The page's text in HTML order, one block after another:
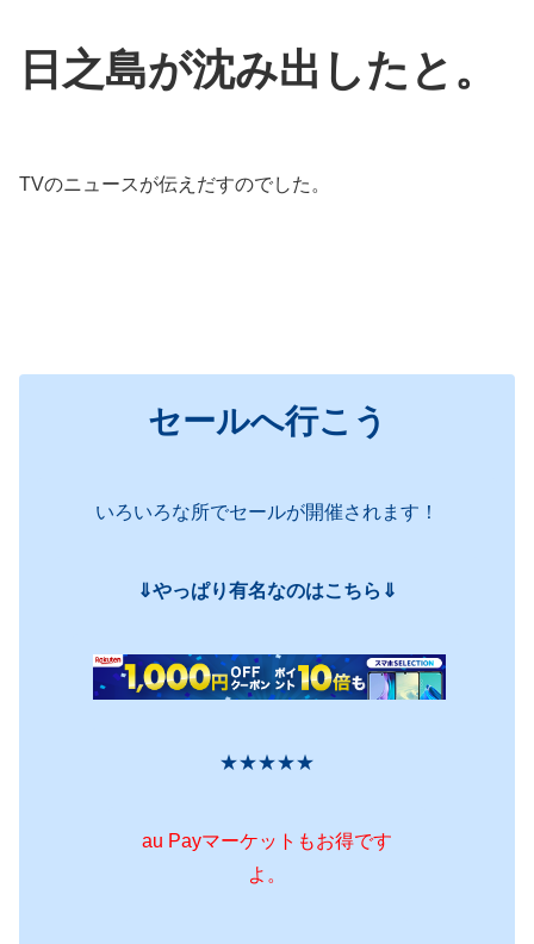
日之島が沈み出したと。
TVのニュースが伝えだすのでした。
セールへ行こう
いろいろな所でセールが開催されます！
⇓やっぱり有名なのはこちら⇓
★★★★★
au Payマーケットもお得です
よ。